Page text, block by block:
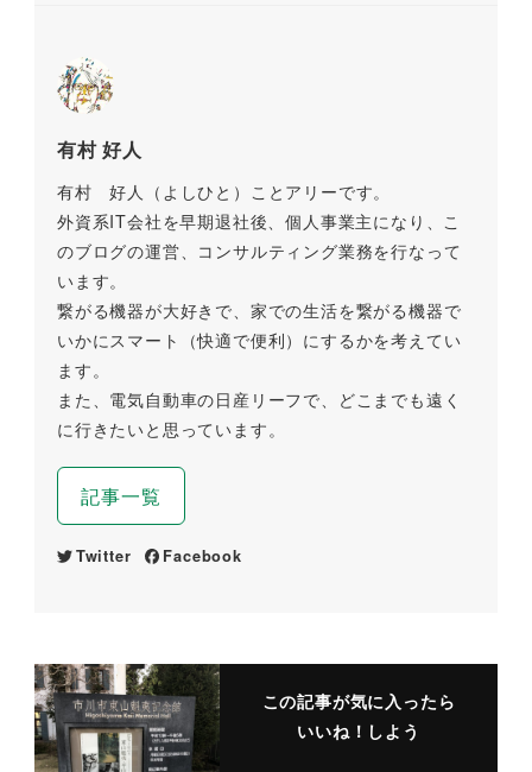
有村 好人
有村 好人（よしひと）ことアリーです。
外資系IT会社を早期退社後、個人事業主になり、こ
のブログの運営、コンサルティング業務を行なって
います。
繋がる機器が大好きで、家での生活を繋がる機器で
いかにスマート（快適で便利）にするかを考えてい
ます。
また、電気自動車の日産リーフで、どこまでも遠く
に行きたいと思っています。
記事一覧
Twitter Facebook
この記事が気に入ったら
いいね！しよう